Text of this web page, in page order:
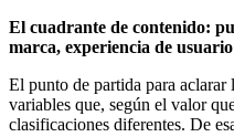
El cuadrante de contenido:
marca, experiencia de
El punto de partida para
variables que, según el valor
clasificaciones diferentes. De